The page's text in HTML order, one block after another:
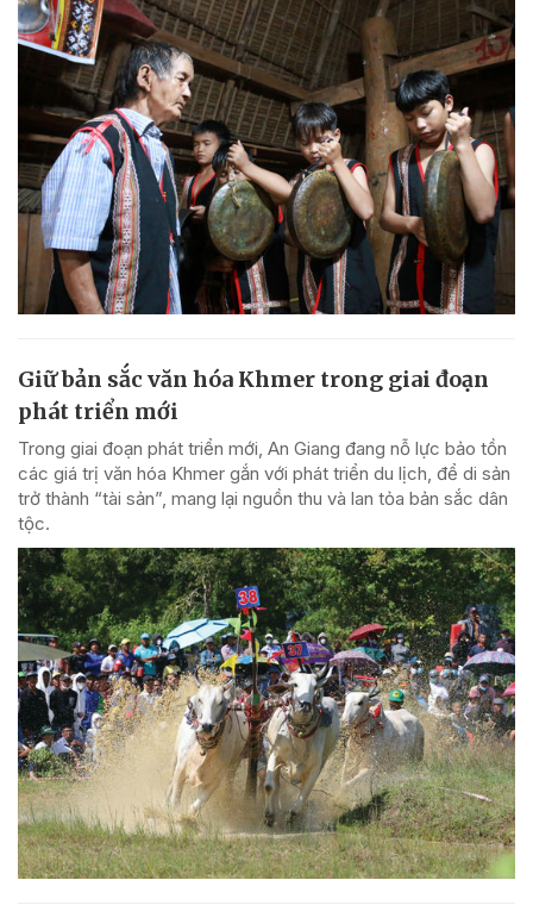
Giữ bản sắc văn hóa Khmer trong giai đoạn
phát triển mới
Trong giai đoạn phát triển mới, An Giang đang nỗ lực bảo tồn
các giá trị văn hóa Khmer gắn với phát triển du lịch, để di sản
trở thành “tài sản”, mang lại nguồn thu và lan tỏa bản sắc dân
tộc.